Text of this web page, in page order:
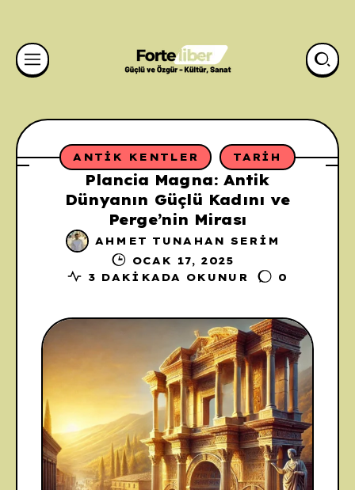
ANTIK KENTLER TARIH
Plancia Magna: Antik
Dünyanın Güçlü Kadını ve
Perge’nin Mirası
AHMET TUNAHAN SERIM
OCAK 17, 2025
3 DAKIKADA OKUNUR
0